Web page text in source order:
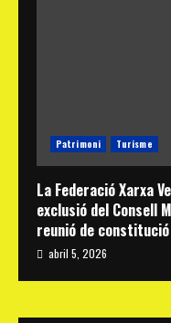
Patrimoni Turisme
La Federació Xarxa
exclusió del Consell
reunió de constitució
abril 5, 2026